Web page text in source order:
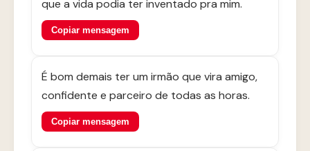
que a vida podia ter inventado pra mim.
Copiar mensagem
É bom demais ter um irmão que vira amigo,
confidente e parceiro de todas as horas.
Copiar mensagem